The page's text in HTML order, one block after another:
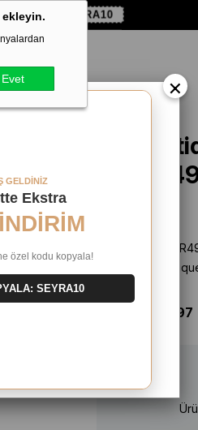
Evet
KOD: SEYRA10
La
Eşarp
La
$ 24.97
×
GELDİNİZ
Ekstra
özel kodu kopyala!
SEYRA10